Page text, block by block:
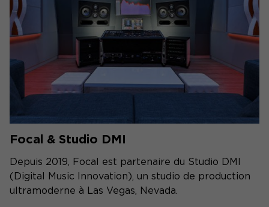
Focal & Studio DMI
Depuis 2019, Focal est partenaire du Studio DMI
(Digital Music Innovation), un studio de production
ultramoderne à Las Vegas, Nevada.